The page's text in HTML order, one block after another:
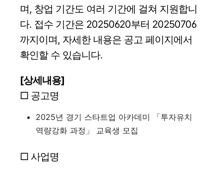
며, 창업 기간도 여러 기간에 걸쳐 지원합니
다. 접수 기간은 20250620부터 20250706
까지이며, 자세한 내용은 공고 페이지에서
확인할 수 있습니다.
[상세내용]
□ 공고명
2025년 경기 스타트업 아카데미 「투자유치
역량강화 과정」 교육생 모집
□ 사업명